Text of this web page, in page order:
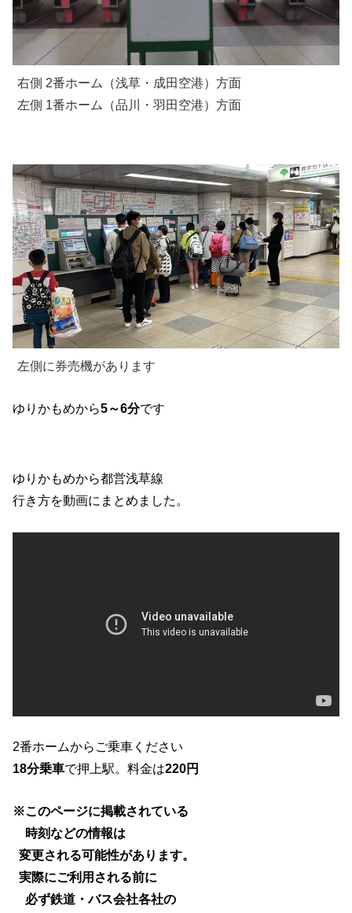
右側 2番ホーム（浅草・成田空港）方面
左側 1番ホーム（品川・羽田空港）方面
左側に券売機があります
ゆりかもめから5～6分です
ゆりかもめから都営浅草線
行き方を動画にまとめました。
2番ホームからご乗車ください
18分乗車で押上駅。料金は220円
※このページに掲載されている
時刻などの情報は
変更される可能性があります。
実際にご利用される前に
必ず鉄道・バス会社各社の